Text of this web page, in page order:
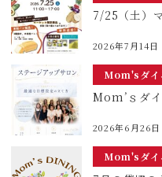
7/25（土）
2026年7月14日
Mom'sダイ
Mom’ｓダ
2026年6月26日
Mom'sダイ